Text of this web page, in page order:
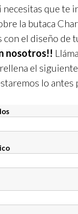
necesitas que te
la butaca
con el diseño de
nosotros!!
el
lo antes